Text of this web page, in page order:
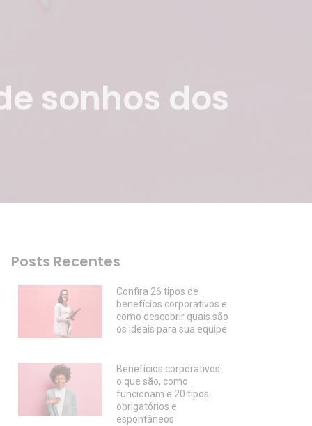
sonhos dos
Posts Recentes
Confira 26 tipos de
benefícios corporativos e
como descobrir quais são
os ideais para sua equipe
Benefícios corporativos:
o que são, como
funcionam e 20 tipos
obrigatórios e
espontâneos